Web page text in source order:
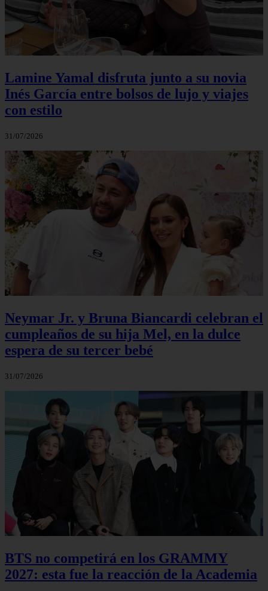
Lamine Yamal disfruta junto a su novia
Inés García entre bolsos de lujo y viajes
con estilo
31/07/2026
Neymar Jr. y Bruna Biancardi celebran el
cumpleaños de su hija Mel, en la dulce
espera de su tercer bebé
31/07/2026
BTS no competirá en los GRAMMY
2027: esta fue la reacción de la Academia